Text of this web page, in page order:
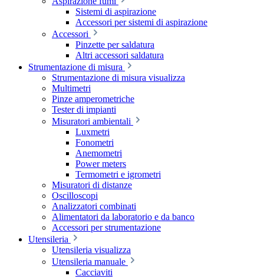
Sistemi di aspirazione
Accessori per sistemi di aspirazione
Accessori
Pinzette per saldatura
Altri accessori saldatura
Strumentazione di misura
Strumentazione di misura visualizza
Multimetri
Pinze amperometriche
Tester di impianti
Misuratori ambientali
Luxmetri
Fonometri
Anemometri
Power meters
Termometri e igrometri
Misuratori di distanze
Oscilloscopi
Analizzatori combinati
Alimentatori da laboratorio e da banco
Accessori per strumentazione
Utensileria
Utensileria visualizza
Utensileria manuale
Cacciaviti